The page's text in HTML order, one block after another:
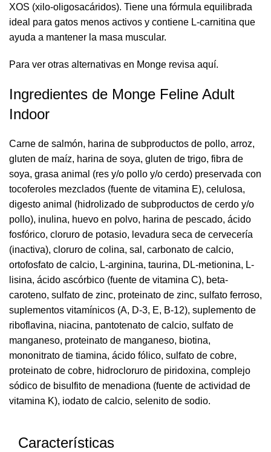
XOS (xilo-oligosacáridos). Tiene una fórmula equilibrada
ideal para gatos menos activos y contiene L-carnitina que
ayuda a mantener la masa muscular.
Para ver otras alternativas en Monge revisa aquí.
Ingredientes de Monge Feline Adult
Indoor
Carne de salmón, harina de subproductos de pollo, arroz,
gluten de maíz, harina de soya, gluten de trigo, fibra de
soya, grasa animal (res y/o pollo y/o cerdo) preservada con
tocoferoles mezclados (fuente de vitamina E), celulosa,
digesto animal (hidrolizado de subproductos de cerdo y/o
pollo), inulina, huevo en polvo, harina de pescado, ácido
fosfórico, cloruro de potasio, levadura seca de cervecería
(inactiva), cloruro de colina, sal, carbonato de calcio,
ortofosfato de calcio, L-arginina, taurina, DL-metionina, L-
lisina, ácido ascórbico (fuente de vitamina C), beta-
caroteno, sulfato de zinc, proteinato de zinc, sulfato ferroso,
suplementos vitamínicos (A, D-3, E, B-12), suplemento de
riboflavina, niacina, pantotenato de calcio, sulfato de
manganeso, proteinato de manganeso, biotina,
mononitrato de tiamina, ácido fólico, sulfato de cobre,
proteinato de cobre, hidrocloruro de piridoxina, complejo
sódico de bisulfito de menadiona (fuente de actividad de
vitamina K), iodato de calcio, selenito de sodio.
Características